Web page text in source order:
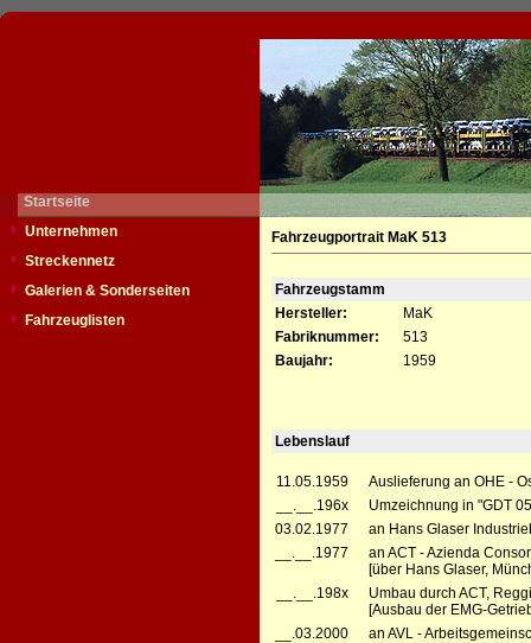
Startseite
Unternehmen
Streckennetz
Galerien & Sonderseiten
Fahrzeuglisten
Fahrzeugportrait MaK 513
Fahrzeugstamm
Hersteller:
MaK
Fabriknummer:
513
Baujahr:
1959
Lebenslauf
11.05.1959
Auslieferung an OHE -
__.__.196x
Umzeichnung in "GDT
03.02.1977
an Hans Glaser
__.__.1977
an ACT - Azienda
[über Hans Glaser,
__.__.198x
Umbau durch ACT,
[Ausbau der EMG-
__.03.2000
an AVL -